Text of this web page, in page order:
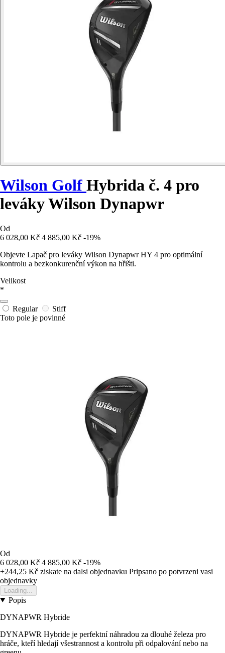
Wilson Golf Hybrida č. 4 pro
leváky Wilson Dynapwr
Od
6 028,00 Kč 4 885,00 Kč -19%
Objevte Lapač pro leváky Wilson Dynapwr HY 4 pro optimální
kontrolu a bezkonkurenční výkon na hřišti.
Velikost
*
Regular
Stiff
Toto pole je povinné
Od
6 028,00 Kč 4 885,00 Kč -19%
+244,25 Kč ziskate na dalsi objednavku Pripsano po potvrzeni vasi
objednavky
Loading...
Popis
DYNAPWR Hybride
DYNAPWR Hybride je perfektní náhradou za dlouhé železa pro
hráče, kteří hledají všestrannost a kontrolu při odpalování nebo na